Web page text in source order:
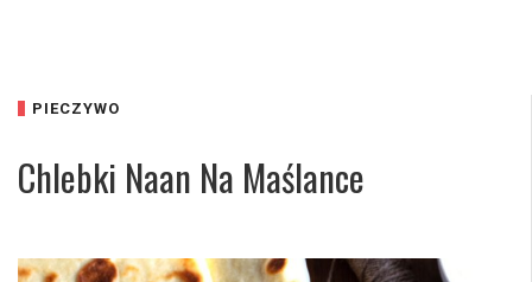
PIECZYWO
Chlebki Naan Na Maślance